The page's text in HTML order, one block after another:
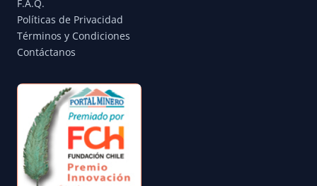
F.A.Q.
Políticas de Privacidad
Términos y Condiciones
Contáctanos